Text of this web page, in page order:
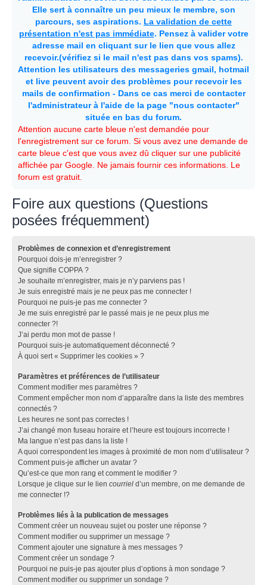
Elle sert à connaître un peu mieux le membre, son
parcours, ses aspirations. La validation de cette
présentation n'est pas immédiate. Pensez à valider votre
adresse mail en cliquant sur le lien que vous allez
recevoir.(vérifiez si le mail n'est pas dans vos spams).
Attention les utilisateurs des messageries gmail, hotmail
et live peuvent avoir des problèmes pour recevoir les
mails de confirmation - Dans ce cas merci de contacter
l'administrateur à l'aide de la page "nous contacter"
située en bas du forum.
Attention aucune carte bleue n'est demandée pour
l'enregistrement sur ce forum. Si vous avez une demande de
carte bleue c'est que vous avez dû cliquer sur une publicité
affichée par Google. Ne jamais fournir ces informations. Le
forum est gratuit.
Foire aux questions (Questions
posées fréquemment)
Problèmes de connexion et d’enregistrement
Pourquoi dois-je m’enregistrer ?
Que signifie COPPA ?
Je souhaite m’enregistrer, mais je n’y parviens pas !
Je suis enregistré mais je ne peux pas me connecter !
Pourquoi ne puis-je pas me connecter ?
Je me suis enregistré par le passé mais je ne peux plus me
connecter ?!
J’ai perdu mon mot de passe !
Pourquoi suis-je automatiquement déconnecté ?
À quoi sert « Supprimer les cookies » ?
Paramètres et préférences de l’utilisateur
Comment modifier mes paramètres ?
Comment empêcher mon nom d’apparaître dans la liste des membres
connectés ?
Les heures ne sont pas correctes !
J’ai changé mon fuseau horaire et l’heure est toujours incorrecte !
Ma langue n’est pas dans la liste !
A quoi correspondent les images à proximité de mon nom d’utilisateur ?
Comment puis-je afficher un avatar ?
Qu’est-ce que mon rang et comment le modifier ?
Lorsque je clique sur le lien courriel d’un membre, on me demande de
me connecter !?
Problèmes liés à la publication de messages
Comment créer un nouveau sujet ou poster une réponse ?
Comment modifier ou supprimer un message ?
Comment ajouter une signature à mes messages ?
Comment créer un sondage ?
Pourquoi ne puis-je pas ajouter plus d’options à mon sondage ?
Comment modifier ou supprimer un sondage ?